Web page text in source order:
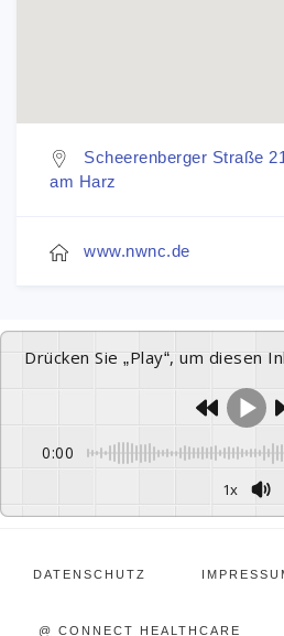
Scheerenberger Straße
am Harz
www.nwnc.de
Drücken Sie „Play“, um diesen
0:00
1x
DATENSCHUTZ
@ CONNECT HEALTHCARE